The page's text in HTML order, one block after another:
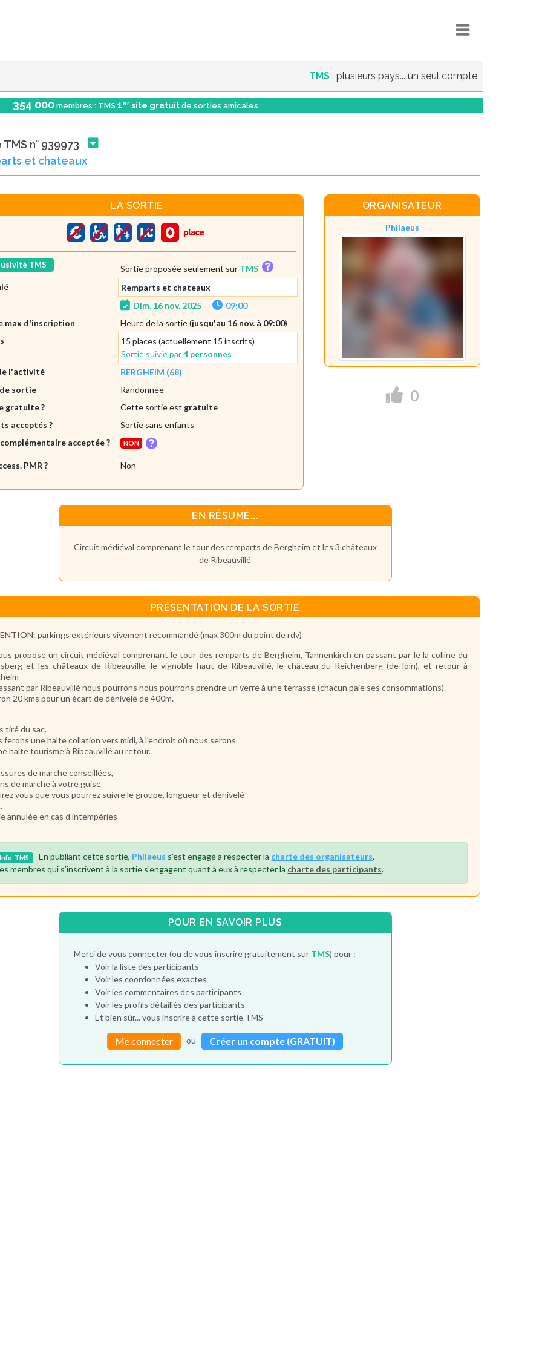
TMS : plusieurs pays... un seul compte
354 000 membres : TMS 1er site gratuit de sorties amicales
n° 939973
et chateaux
LA SORTIE
TMS Sortie proposée seulement sur TMS
Remparts et chateaux
Dim. 16 nov. 2025
09:00
max d'inscription
Heure de la sortie (jusqu'au 16 nov. à 09:00)
15 places (actuellement 15 inscrits)
Sortie suivie par4 personnes
l'activité
BERGHEIM (68)
sortie
Randonnée
gratuite ?
Cette sortie est gratuite
acceptés ?
Sortie sans enfants
acceptée ?
NON
PMR ? Non
ORGANISATEUR
Philaeus
0
EN RÉSUMÉ...
Circuit médiéval comprenant le tour des remparts de Bergheim et les 3 châteaux
de Ribeauvillé
PRÉSENTATION DE LA SORTIE
parkings extérieurs vivement recommandé (max 300m du point de rdv)
propose un circuit médiéval comprenant le tour des remparts de Bergheim, Tannenkirch en passant par le la colline du
et les châteaux de Ribeauvillé, le vignoble haut de Ribeauvillé, le château du Reichenberg (de loin), et retour à
par Ribeauvillé nous pourrons nous pourrons prendre un verre à une terrasse (chacun paie ses consommations).
20 kms pour un écart de dénivelé de 400m.
tiré du sac.
ferons une halte collation vers midi, à l'endroit où nous serons
halte tourisme à Ribeauvillé au retour.
de marche conseillées,
de marche à votre guise
vous que vous pourrez suivre le groupe, longueur et dénivelé
annulée en cas d’intempéries
Info TMS En publiant cette sortie, Philaeus s'est engagé à respecter la charte des organisateurs.
membres qui s'inscrivent à la sortie s'engagent quant à eux à respecter la charte des participants.
POUR EN SAVOIR PLUS
Merci de vous connecter (ou de vous inscrire gratuitement sur TMS) pour :
Voir la liste des participants
Voir les coordonnées exactes
Voir les commentaires des participants
Voir les profils détaillés des participants
Et bien sûr... vous inscrire à cette sortie TMS
Me connecter ou Créer un compte (GRATUIT)